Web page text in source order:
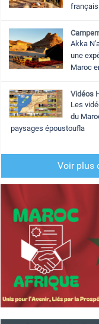
Akka
une
Maroc
Vidéos
Les
du
paysages époustoufla
Voir plus